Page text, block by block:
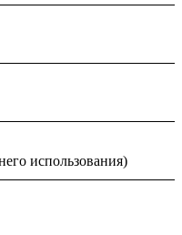
использования)